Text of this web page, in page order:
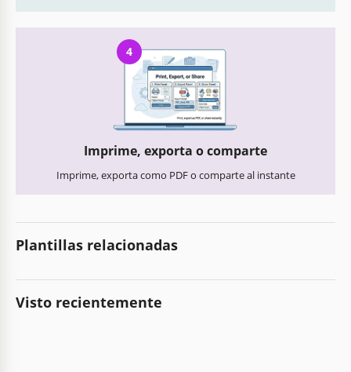
4
Imprime, exporta o comparte
Imprime, exporta como PDF o comparte al instante
Plantillas relacionadas
Visto recientemente